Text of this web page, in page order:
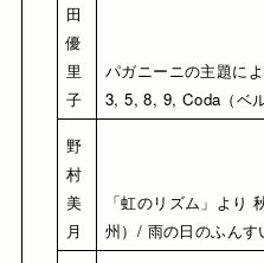
田
優
里
子
パガニーニの主題に
3, 5, 8, 9, Coda（ベ
野
村
美
月
「虹のリズム」より
州）/ 雨の日のふんす